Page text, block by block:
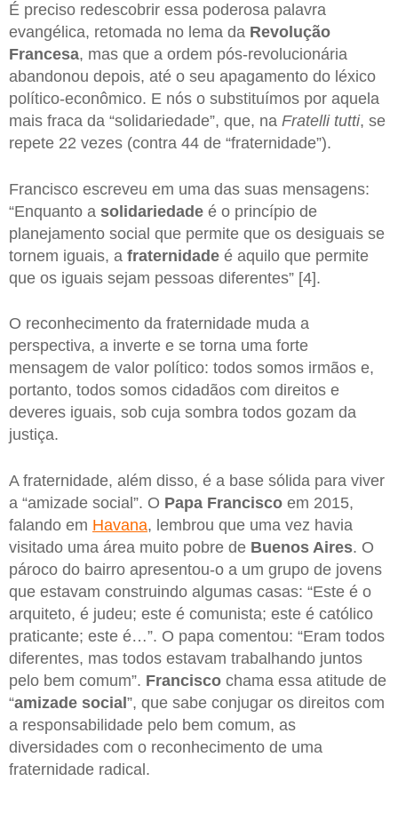
É preciso redescobrir essa poderosa palavra
evangélica, retomada no lema da Revolução
Francesa, mas que a ordem pós-revolucionária
abandonou depois, até o seu apagamento do léxico
político-econômico. E nós o substituímos por aquela
mais fraca da “solidariedade”, que, na Fratelli tutti, se
repete 22 vezes (contra 44 de “fraternidade”).
Francisco escreveu em uma das suas mensagens:
“Enquanto a solidariedade é o princípio de
planejamento social que permite que os desiguais se
tornem iguais, a fraternidade é aquilo que permite
que os iguais sejam pessoas diferentes” [4].
O reconhecimento da fraternidade muda a
perspectiva, a inverte e se torna uma forte
mensagem de valor político: todos somos irmãos e,
portanto, todos somos cidadãos com direitos e
deveres iguais, sob cuja sombra todos gozam da
justiça.
A fraternidade, além disso, é a base sólida para viver
a “amizade social”. O Papa Francisco em 2015,
falando em Havana, lembrou que uma vez havia
visitado uma área muito pobre de Buenos Aires. O
pároco do bairro apresentou-o a um grupo de jovens
que estavam construindo algumas casas: “Este é o
arquiteto, é judeu; este é comunista; este é católico
praticante; este é…”. O papa comentou: “Eram todos
diferentes, mas todos estavam trabalhando juntos
pelo bem comum”. Francisco chama essa atitude de
“amizade social ”, que sabe conjugar os direitos com
a responsabilidade pelo bem comum, as
diversidades com o reconhecimento de uma
fraternidade radical.